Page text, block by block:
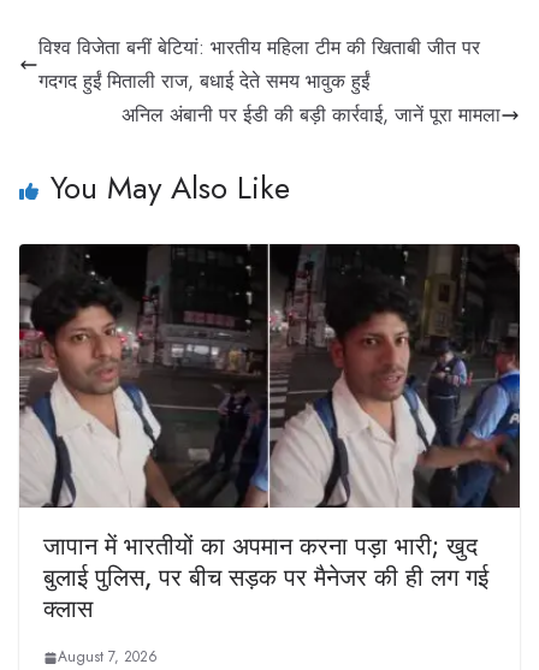
विश्व विजेता बनीं बेटियां: भारतीय महिला टीम की खिताबी जीत पर
गदगद हुईं मिताली राज, बधाई देते समय भावुक हुईं
अनिल अंबानी पर ईडी की बड़ी कार्रवाई, जानें पूरा मामला
You May Also Like
जापान में भारतीयों का अपमान करना पड़ा भारी; खुद
बुलाई पुलिस, पर बीच सड़क पर मैनेजर की ही लग गई
क्लास
August 7, 2026